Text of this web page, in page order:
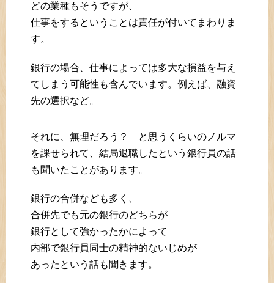
どの業種もそうですが、
仕事をするということは責任が付いてまわりま
す。
銀行の場合、仕事によっては多大な損益を与え
てしまう可能性も含んでいます。例えば、融資
先の選択など。
それに、無理だろう？ と思うくらいのノルマ
を課せられて、結局退職したという銀行員の話
も聞いたことがあります。
銀行の合併なども多く、
合併先でも元の銀行のどちらが
銀行として強かったかによって
内部で銀行員同士の精神的ないじめが
あったという話も聞きます。